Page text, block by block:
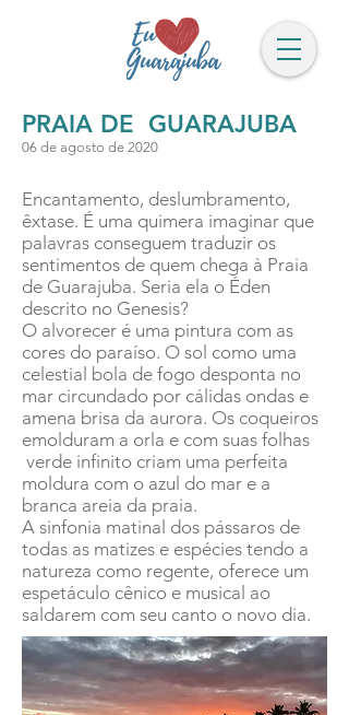
PRAIA DE GUARAJUBA
06 de agosto de 2020
Encantamento, deslumbramento,
êxtase. É uma quimera imaginar que
palavras conseguem traduzir os
sentimentos de quem chega à Praia
de Guarajuba. Seria ela o Éden
descrito no Genesis?
O alvorecer é uma pintura com as
cores do paraíso. O sol como uma
celestial bola de fogo desponta no
mar circundado por cálidas ondas e
amena brisa da aurora. Os coqueiros
emolduram a orla e com suas folhas
verde infinito criam uma perfeita
moldura com o azul do mar e a
branca areia da praia.
A sinfonia matinal dos pássaros de
todas as matizes e espécies tendo a
natureza como regente, oferece um
espetáculo cênico e musical ao
saldarem com seu canto o novo dia.